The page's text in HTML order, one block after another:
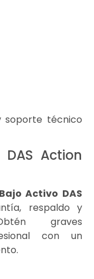
soporte técnico
Action
Bajo Activo DAS
respaldo y
graves
con un